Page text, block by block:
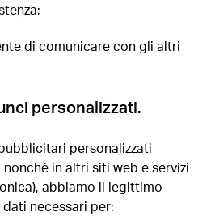
di comunicare con gli altri
personalizzati.
personalizzati
in altri siti web e servizi
abbiamo il legittimo
necessari per: